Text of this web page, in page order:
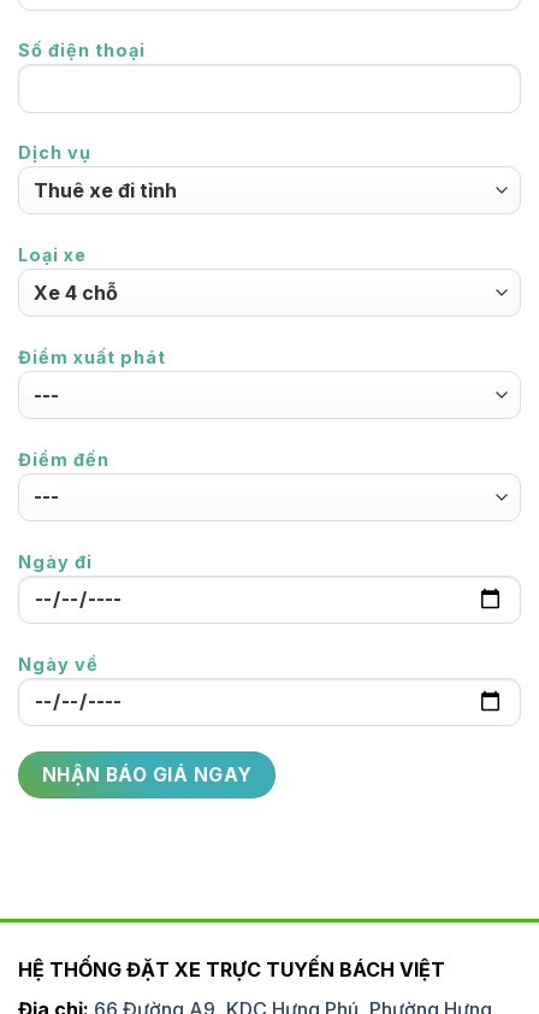
Số điện thoại
Dịch vụ
Loại xe
Điểm xuất phát
Điểm đến
Ngày đi
Ngày về
HỆ THỐNG ĐẶT XE TRỰC TUYẾN BÁCH VIỆT
Địa chỉ: 66 Đường A9, KDC Hưng Phú, Phường Hưng